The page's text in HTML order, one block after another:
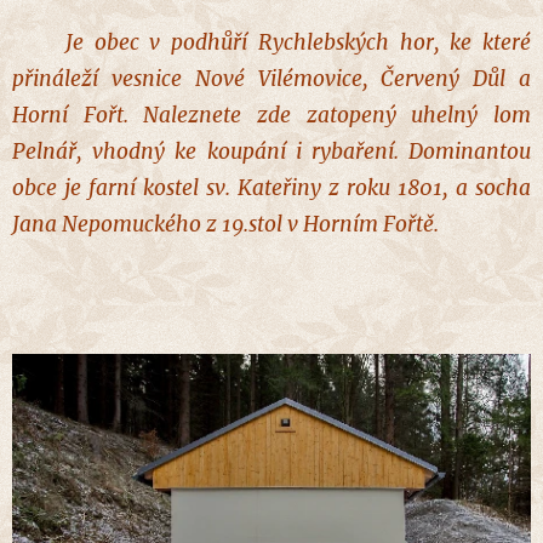
Jeobecv podhůří Rychlebských hor, ke které
přináleží vesnice Nové Vilémovice, Červený Důl a
Horní Fořt. Naleznete zde zatopený uhelný lom
Pelnář, vhodný ke koupání i rybaření. Dominantou
obce je farní kostel sv. Kateřiny z roku 1801, a socha
Jana Nepomuckého z 19.stol v Horním Fořtě.